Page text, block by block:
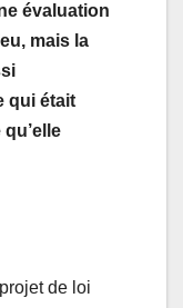
évaluation
mais la
qui était
de loi